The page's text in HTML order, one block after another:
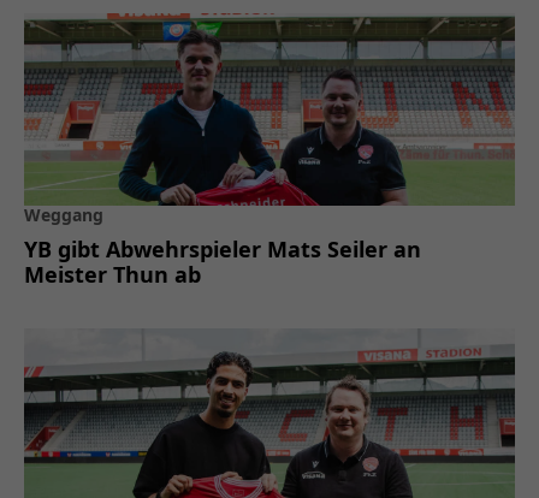
Weggang
YB gibt Abwehrspieler Mats Seiler an
Meister Thun ab